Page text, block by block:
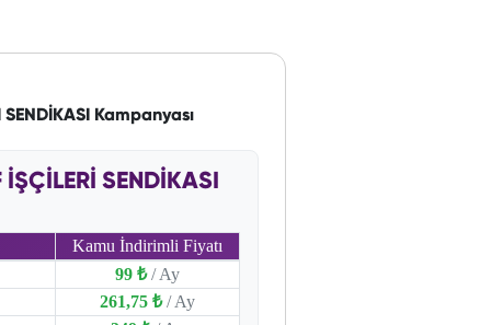
SENDİKASI Kampanyası
SENDİKASI
Kamu İndirimli Fiyatı
99 ₺ / Ay
261,75 ₺ / Ay